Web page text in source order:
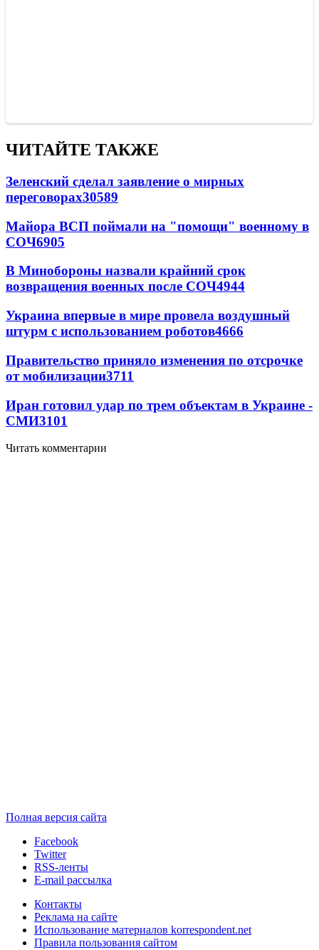
ЧИТАЙТЕ ТАКЖЕ
Зеленский сделал заявление о мирных
переговорах30589
Майора ВСП поймали на "помощи" военному в
СОЧ6905
В Минобороны назвали крайний срок
возвращения военных после СОЧ4944
Украина впервые в мире провела воздушный
штурм с использованием роботов4666
Правительство приняло изменения по отсрочке
от мобилизации3711
Иран готовил удар по трем объектам в Украине -
СМИ3101
Читать комментарии
Полная версия сайта
Facebook
Twitter
RSS-ленты
E-mail рассылка
Контакты
Реклама на сайте
Использование материалов korrespondent.net
Правила пользования сайтом